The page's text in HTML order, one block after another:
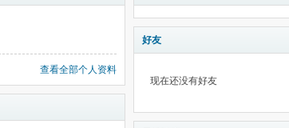
查看全部个人资料
好友
现在还没有好友